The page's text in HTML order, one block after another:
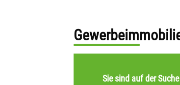
Sie sind auf der